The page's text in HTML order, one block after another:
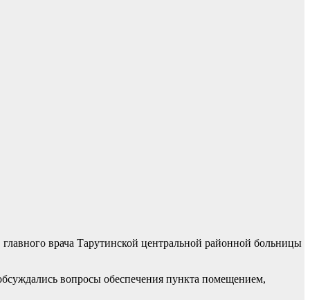
врача Тарутинской центральной районной больницы
вопросы обеспечения пункта помещением,